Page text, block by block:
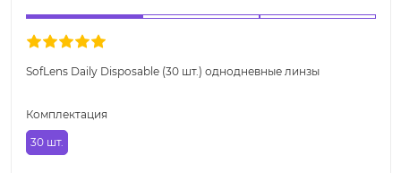
SofLens Daily Disposable (30 шт.) однодневные линзы
Комплектация
30 шт.